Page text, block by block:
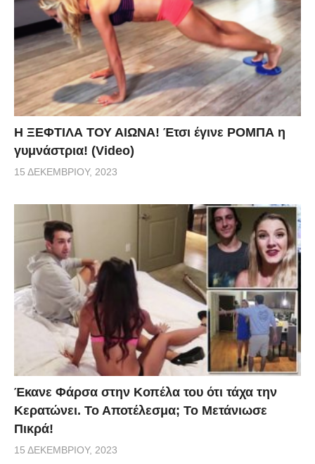
Η ΞΕΦΤΙΛΑ ΤΟΥ ΑΙΩΝΑ! Έτσι έγινε ΡΟΜΠΑ η
γυμνάστρια! (Video)
15 ΔΕΚΕΜΒΡΊΟΥ, 2023
Έκανε Φάρσα στην Κοπέλα του ότι τάχα την
Κερατώνει. Το Αποτέλεσμα; Το Μετάνιωσε
Πικρά!
15 ΔΕΚΕΜΒΡΊΟΥ, 2023